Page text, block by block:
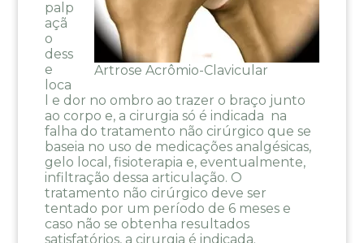
Artrose Acrômio-Clavicular
palp
açã
o
dess
e
loca
l e dor no ombro ao trazer o braço junto
ao corpo e, a cirurgia só é indicada na
falha do tratamento não cirúrgico que se
baseia no uso de medicações analgésicas,
gelo local, fisioterapia e, eventualmente,
infiltração dessa articulação. O
tratamento não cirúrgico deve ser
tentado por um período de 6 meses e
caso não se obtenha resultados
satisfatórios, a cirurgia é indicada.